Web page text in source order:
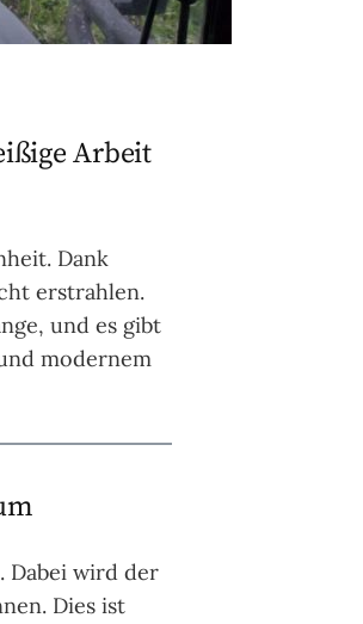
Arbeit
Dank
erstrahlen.
und es gibt
modernem
Dabei wird der
Dies ist